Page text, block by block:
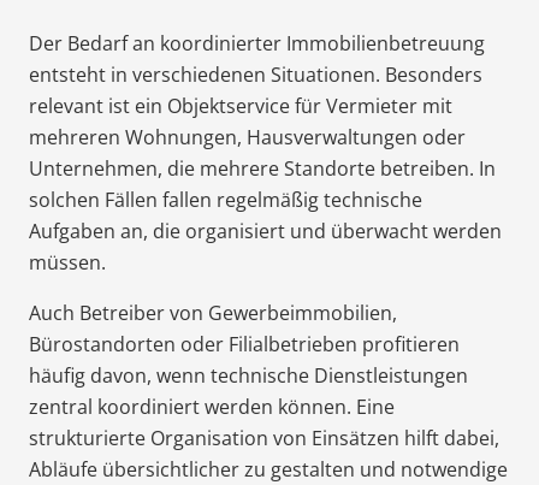
Der Bedarf an koordinierter Immobilienbetreuung
entsteht in verschiedenen Situationen. Besonders
relevant ist ein Objektservice für Vermieter mit
mehreren Wohnungen, Hausverwaltungen oder
Unternehmen, die mehrere Standorte betreiben. In
solchen Fällen fallen regelmäßig technische
Aufgaben an, die organisiert und überwacht werden
müssen.
Auch Betreiber von Gewerbeimmobilien,
Bürostandorten oder Filialbetrieben profitieren
häufig davon, wenn technische Dienstleistungen
zentral koordiniert werden können. Eine
strukturierte Organisation von Einsätzen hilft dabei,
Abläufe übersichtlicher zu gestalten und notwendige